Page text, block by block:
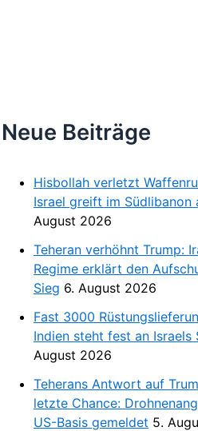
Neue Beiträge
Hisbollah verletzt
Israel greift im Südlibanon
August 2026
Teheran verhöhnt Trump:
Regime erklärt den
Sieg 6. August 2026
Fast 3000
Indien steht fest an Israels
August 2026
Teherans Antwort auf
letzte Chance:
US-Basis gemeldet 5.